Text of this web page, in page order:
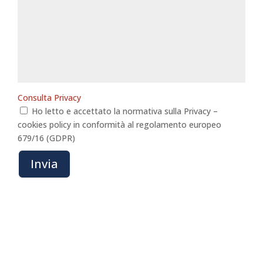
Consulta Privacy
Ho letto e accettato la normativa sulla Privacy –
cookies policy in conformità al regolamento europeo
679/16 (GDPR)
Invia